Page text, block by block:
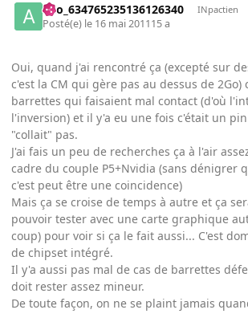
ano_634765235136126340 INpactien
Posté(e) le 16 mai 201115 a
Oui, quand j'ai rencontré ça (excepté sur
c'est la CM qui gère pas au dessus de 2Go)
barrettes qui faisaient mal contact (d'où
l'inversion) et il y'a eu une fois c'était un
"collait" pas.
J'ai fais un peu de recherches ça à l'air
cadre du couple P5+Nvidia (sans dénigrer
c'est peut être une coincidence)
Mais ça se croise de temps à autre et ça
pouvoir tester avec une carte graphique
coup) pour voir si ça le fait aussi... C'est
de chipset intégré.
Il y'a aussi pas mal de cas de barrettes
doit rester assez mineur.
De toute façon, on ne se plaint jamais